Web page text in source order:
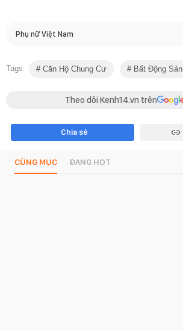
Phụ nữ Việt Nam
Tags Căn Hộ Chung Cư Bất Động Sản
Theo dõi Kenh14.vn trên
Chia sẻ
CÙNG MỤC ĐANG HOT